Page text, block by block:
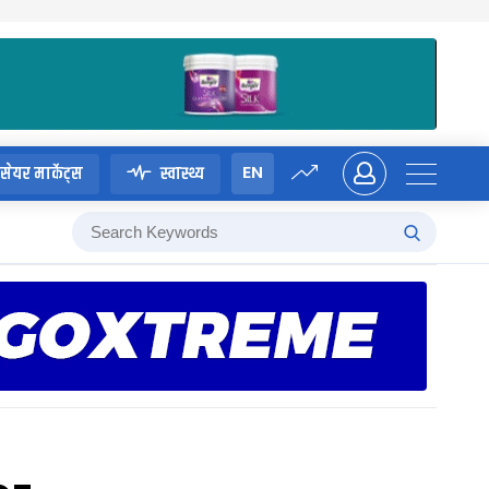
सेयर मार्केट्स स्वास्थ्य EN